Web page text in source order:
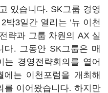
있습니다. SK그룹 경영
2박3일간 열리는 ‘뉴 이천
략과 그룹 차원의 AX 실
다. 그동안 SK그룹은 매
경영전략회의를 열어
에는 이천포럼을 개최해
를 이어왔습니다.하지만